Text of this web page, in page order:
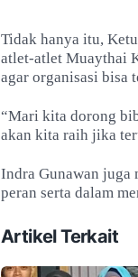
Tidak hanya itu,
atlet-atlet Muaythai
agar organisasi bisa
“Mari kita dorong
akan kita raih jika
Indra Gunawan juga
peran serta dalam
Artikel Terkait